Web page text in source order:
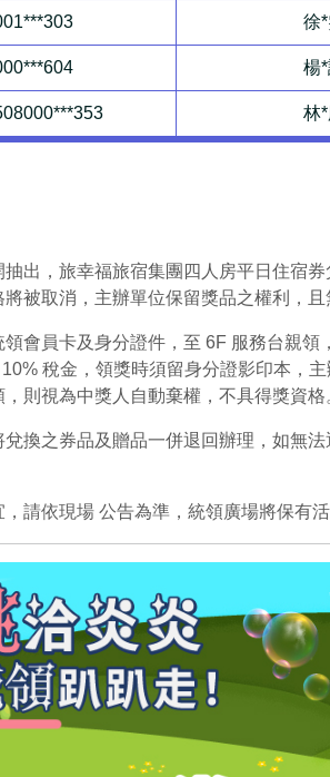
徐
楊
林
出，旅幸福旅宿集團四人房平日住宿
被取消，主辦單位保留獎品之權利，且
會員卡及身分證件，至 6F 服務台親
10% 稅金，領獎時須留身分證影印本，
則視為中獎人自動棄權，不具得獎資格
換之券品及贈品一併退回辦理，如無
請依現場 公告為準，統領廣場將保有